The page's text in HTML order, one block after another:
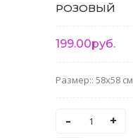
РОЗОВЫЙ
199.00руб.
Размер:: 58x58 см
- +